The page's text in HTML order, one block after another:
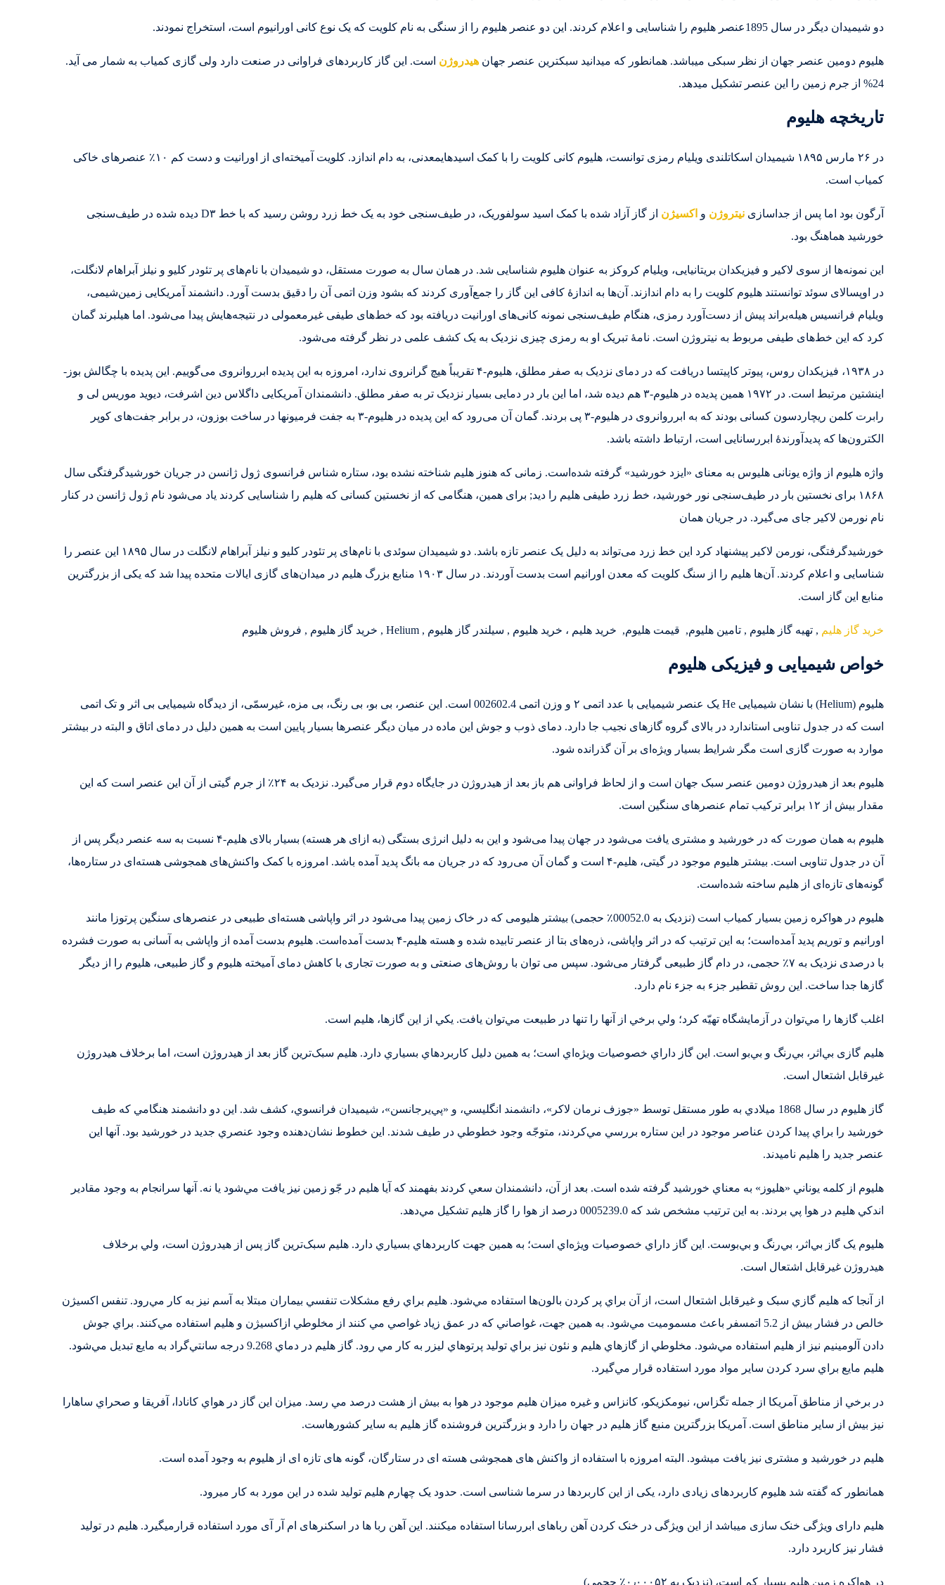
دو شیمیدان دیگر در سال 1895عنصر هلیوم را شناسایی و اعلام کردند. این دو عنصر هلیوم را از سنگی به نام کلویت که یک نوع کانی اورانیوم است، استخراج نمودند.
هلیوم دومین عنصر جهان از نظر سبکی میباشد. همانطور که میدانید سبکترین عنصر جهان هیدروژن است. این گاز کاربردهای فراوانی در صنعت دارد ولی گازی کمیاب به شمار می آید.
24% از جرم زمین را این عنصر تشکیل میدهد.
تاریخچه هلیوم
در ۲۶ مارس ۱۸۹۵ شیمیدان اسکاتلندی ویلیام رمزی توانست، هلیوم کانی کلویت را با کمک اسیدهایمعدنی، به دام اندازد. کلویت آمیخته‌ای از اورانیت و دست کم ۱۰٪ عنصرهای خاکی
کمیاب است.
آرگون بود اما پس از جداسازی نیتروژن و اکسیژن
از گاز آزاد شده با کمک اسید سولفوریک، در طیف‌سنجی خود به یک خط زرد روشن رسید که با خط D۳ دیده شده در طیف‌سنجی
خورشید هماهنگ بود.
این نمونه‌ها از سوی لاکیر و فیزیکدان بریتانیایی، ویلیام کروکز به عنوان هلیوم شناسایی شد. در همان سال به صورت مستقل، دو شیمیدان با نام‌های پر تئودر کلیو و نیلز آبراهام لانگلت،
در اوپسالای سوئد توانستند هلیوم کلویت را به دام اندازند. آن‌ها به اندازهٔ کافی این گاز را جمع‌آوری کردند که بشود وزن اتمی آن را دقیق بدست آورد. دانشمند آمریکایی زمین‌شیمی،
ویلیام فرانسیس هیله‌براند پیش از دست‌آورد رمزی، هنگام طیف‌سنجی نمونه کانی‌های اورانیت دریافته بود که خط‌های طیفی غیرمعمولی در نتیجه‌هایش پیدا می‌شود. اما هیلبرند گمان
کرد که این خط‌های طیفی مربوط به نیتروژن است. نامهٔ تبریک او به رمزی چیزی نزدیک به یک کشف علمی در نظر گرفته می‌شود.
در ۱۹۳۸، فیزیکدان روس، پیوتر کاپیتسا دریافت که در دمای نزدیک به صفر مطلق، هلیوم-۴ تقریباً هیچ گرانروی ندارد، امروزه به این پدیده ابرروانروی می‌گوییم. این پدیده با چگالش بوز-
اینشتین مرتبط است. در ۱۹۷۲ همین پدیده در هلیوم-۳ هم دیده شد، اما این بار در دمایی بسیار نزدیک تر به صفر مطلق. دانشمندان آمریکایی داگلاس دین اشرفت، دیوید موریس لی و
رابرت کلمن ریچاردسون کسانی بودند که به ابرروانروی در هلیوم-۳ پی بردند. گمان آن می‌رود که این پدیده در هلیوم-۳ به جفت فرمیونها در ساخت بوزون، در برابر جفت‌های کوپر
الکترون‌ها که پدیدآورندهٔ ابررسانایی است، ارتباط داشته باشد.
واژه هلیوم از واژه یونانی هلیوس به معنای «ایزد خورشید» گرفته شده‌است. زمانی که هنوز هلیم شناخته نشده بود، ستاره شناس فرانسوی ژول ژانسن در جریان خورشیدگرفتگی سال
۱۸۶۸ برای نخستین بار در طیف‌سنجی نور خورشید، خط زرد طیفی هلیم را دید; برای همین، هنگامی که از نخستین کسانی که هلیم را شناسایی کردند یاد می‌شود نام ژول ژانسن در کنار
نام نورمن لاکیر جای می‌گیرد. در جریان همان
خورشیدگرفتگی، نورمن لاکیر پیشنهاد کرد این خط زرد می‌تواند به دلیل یک عنصر تازه باشد. دو شیمیدان سوئدی با نام‌های پر تئودر کلیو و نیلز آبراهام لانگلت در سال ۱۸۹۵ این عنصر را
شناسایی و اعلام کردند. آن‌ها هلیم را از سنگ کلویت که معدن اورانیم است بدست آوردند. در سال ۱۹۰۳ منابع بزرگ هلیم در میدان‌های گازی ایالات متحده پیدا شد که یکی از بزرگترین
منابع این گاز است.
خرید گاز هلیم , تهیه گاز هلیوم , تامین هلیوم, قیمت هلیوم, خرید هلیم ، خرید هلیوم , سیلندر گاز هلیوم , Helium , خرید گاز هلیوم , فروش هلیوم
خواص شیمیایی و فیزیکی هلیوم
هلیوم (Helium) با نشان شیمیایی He یک عنصر شیمیایی با عدد اتمی ۲ و وزن اتمی 002602.4 است. این عنصر، بی بو، بی رنگ، بی مزه، غیرسمّی، از دیدگاه شیمیایی بی اثر و تک اتمی
است که در جدول تناوبی استاندارد در بالای گروه گازهای نجیب جا دارد. دمای ذوب و جوش این ماده در میان دیگر عنصرها بسیار پایین است به همین دلیل در دمای اتاق و البته در بیشتر
موارد به صورت گازی است مگر شرایط بسیار ویژه‌ای بر آن گذرانده شود.
هلیوم بعد از هیدروژن دومین عنصر سبک جهان است و از لحاظ فراوانی هم باز بعد از هیدروژن در جایگاه دوم قرار می‌گیرد. نزدیک به ۲۴٪ از جرم گیتی از آن این عنصر است که این
مقدار بیش از ۱۲ برابر ترکیب تمام عنصرهای سنگین است.
هلیوم به همان صورت که در خورشید و مشتری یافت می‌شود در جهان پیدا می‌شود و این به دلیل انرژی بستگی (به ازای هر هسته) بسیار بالای هلیم-۴ نسبت به سه عنصر دیگر پس از
آن در جدول تناوبی است. بیشتر هلیوم موجود در گیتی، هلیم-۴ است و گمان آن می‌رود که در جریان مه بانگ پدید آمده باشد. امروزه با کمک واکنش‌های همجوشی هسته‌ای در ستاره‌ها،
گونه‌های تازه‌ای از هلیم ساخته شده‌است.
هلیوم در هواکره زمین بسیار کمیاب است (نزدیک به 00052.0٪ حجمی) بیشتر هلیومی که در خاک زمین پیدا می‌شود در اثر واپاشی هسته‌ای طبیعی در عنصرهای سنگین پرتوزا مانند
اورانیم و توریم پدید آمده‌است؛ به این ترتیب که در اثر واپاشی، ذره‌های بتا از عنصر تابیده شده و هسته هلیم-۴ بدست آمده‌است. هلیوم بدست آمده از واپاشی به آسانی به صورت فشرده
با درصدی نزدیک به ۷٪ حجمی، در دام گاز طبیعی گرفتار می‌شود. سپس می توان با روش‌های صنعتی و به صورت تجاری با کاهش دمای آمیخته هلیوم و گاز طبیعی، هلیوم را از دیگر
گازها جدا ساخت. این روش تقطیر جزء به جزء نام دارد.
اغلب گازها را مي‌توان در آزمايشگاه تهيّه کرد؛ ولي برخي از آنها را تنها در طبيعت مي‌توان يافت. يکي از اين گازها، هليم است.
هليم گازی بي‌اثر، بي‌رنگ و بي‌بو است. اين گاز داراي خصوصيات ويژه‌اي است؛ به همين دلیل کاربرد‌هاي بسياري دارد. هليم سبک‌ترين گاز بعد از هيدروژن است، اما برخلاف هيدروژن
غيرقابل اشتعال است.
گاز هليوم در سال 1868 ميلادي به طور مستقل توسط «جوزف نرمان لاکر»، دانشمند انگليسي، و «پي‌يرجانسن»، شيميدان فرانسوي، کشف شد. اين دو دانشمند هنگامي که طيف
خورشيد را براي پيدا کردن عناصر موجود در اين ستاره بررسي مي‌کردند، متوجّه وجود خطوطي در طيف شدند. اين خطوط نشان‌دهنده وجود عنصري جديد در خورشيد بود. آنها اين
عنصر جديد را هليم ناميدند.
هليوم از کلمه يوناني «هليوز» به معناي خورشيد گرفته شده است. بعد از آن، دانشمندان سعي کردند بفهمند که آيا هليم در جّو زمين نيز يافت مي‌شود يا نه. آنها سرانجام به وجود مقادير
اندکي هليم در هوا پي بردند. به اين ترتيب مشخص شد که 0005239.0 درصد از هوا را گاز هليم تشکيل مي‌دهد.
هليوم يک گاز بي‌اثر، بي‌رنگ و بي‌بوست. اين گاز داراي خصوصيات ويژه‌اي است؛ به همين جهت کاربرد‌هاي بسياري دارد. هليم سبک‌ترين گاز پس از هيدروژن است، ولي برخلاف
هيدروژن غيرقابل اشتعال است.
از آنجا که هليم گازي سبک و غيرقابل اشتعال است، از آن براي پر کردن بالون‌ها استفاده مي‌شود. هليم براي رفع مشکلات تنفسي بيماران مبتلا به آسم نيز به کار مي‌رود. تنفس اکسيژن
خالص در فشار بيش از 5.2 اتمسفر باعث مسموميت مي‌شود. به همين جهت، غواصاني که در عمق زياد غواصي مي کنند از مخلوطي ازاکسيژن و هليم استفاده مي‌کنند. براي جوش
دادن آلومينيم نيز از هليم استفاده مي‌شود. مخلوطي از گازهاي هليم و نئون نيز براي توليد پرتوهاي ليزر به کار مي رود. گاز هليم در دماي 9.268 درجه سانتي‌گراد به مايع تبديل مي‌شود.
هليم مايع براي سرد کردن ساير مواد مورد استفاده قرار مي‌گيرد.
در برخي از مناطق آمريکا از جمله تگزاس، نيومکزيکو، کانزاس و غيره ميزان هليم موجود در هوا به بيش از هشت درصد مي رسد. ميزان اين گاز در هواي کانادا، آفريقا و صحراي ساهارا
نيز بيش از ساير مناطق است. آمريکا بزرگترين منبع گاز هليم در جهان را دارد و بزرگترين فروشنده گاز هليم به ساير کشورهاست.
هلیم در خورشید و مشتری نیز یافت میشود. البته امروزه با استفاده از واکنش های همجوشی هسته ای در ستارگان، گونه های تازه ای از هلیوم به وجود آمده است.
همانطور که گفته شد هلیوم کاربردهای زیادی دارد، یکی از این کاربردها در سرما شناسی است. حدود یک چهارم هلیم تولید شده در این مورد به کار میرود.
هلیم دارای ویژگی خنک سازی میباشد از این ویژگی در خنک کردن آهن رباهای ابررسانا استفاده میکنند. این آهن ربا ها در اسکنرهای ام آر آی مورد استفاده قرارمیگیرد. هلیم در تولید
فشار نیز کاربرد دارد.
در هواکره زمین هلیم بسیار کم است، (نزدیک به ۰٫۰۰۰۵۲٪ حجمی)